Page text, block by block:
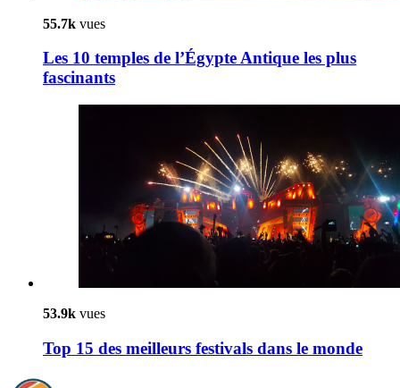
55.7k vues
Les 10 temples de l’Égypte Antique les plus
fascinants
53.9k vues
Top 15 des meilleurs festivals dans le monde